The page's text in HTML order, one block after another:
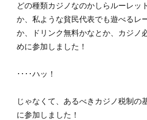
どの種類カジノなのかしらルーレッ
か、私ような貧民代表でも遊べるレ
か、ドリンク無料かなとか、カジノ
めに参加しました！
････ハッ！
じゃなくて、あるべきカジノ税制の
に参加しました！